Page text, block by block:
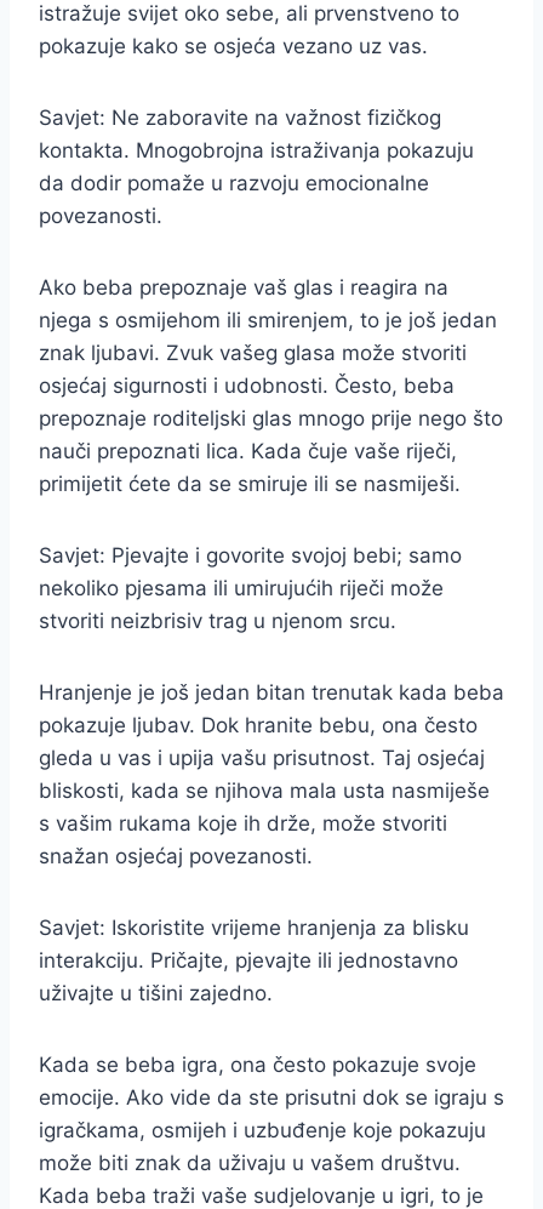
istražuje svijet oko sebe, ali prvenstveno to
pokazuje kako se osjeća vezano uz vas.
Savjet: Ne zaboravite na važnost fizičkog
kontakta. Mnogobrojna istraživanja pokazuju
da dodir pomaže u razvoju emocionalne
povezanosti.
Ako beba prepoznaje vaš glas i reagira na
njega s osmijehom ili smirenjem, to je još jedan
znak ljubavi. Zvuk vašeg glasa može stvoriti
osjećaj sigurnosti i udobnosti. Često, beba
prepoznaje roditeljski glas mnogo prije nego što
nauči prepoznati lica. Kada čuje vaše riječi,
primijetit ćete da se smiruje ili se nasmiješi.
Savjet: Pjevajte i govorite svojoj bebi; samo
nekoliko pjesama ili umirujućih riječi može
stvoriti neizbrisiv trag u njenom srcu.
Hranjenje je još jedan bitan trenutak kada beba
pokazuje ljubav. Dok hranite bebu, ona često
gleda u vas i upija vašu prisutnost. Taj osjećaj
bliskosti, kada se njihova mala usta nasmiješe
s vašim rukama koje ih drže, može stvoriti
snažan osjećaj povezanosti.
Savjet: Iskoristite vrijeme hranjenja za blisku
interakciju. Pričajte, pjevajte ili jednostavno
uživajte u tišini zajedno.
Kada se beba igra, ona često pokazuje svoje
emocije. Ako vide da ste prisutni dok se igraju s
igračkama, osmijeh i uzbuđenje koje pokazuju
može biti znak da uživaju u vašem društvu.
Kada beba traži vaše sudjelovanje u igri, to je